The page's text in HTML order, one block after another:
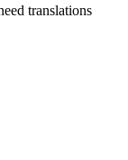
translations